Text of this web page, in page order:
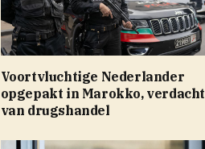
Voortvluchtige Nederlander
opgepakt in Marokko, verdacht
van drugshandel